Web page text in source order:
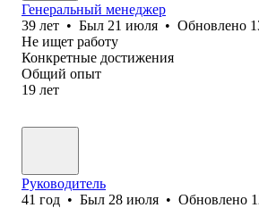
Генеральный менеджер
39 лет • Был 21 июля • Обновлено
Не ищет работу
Конкретные достижения
Общий опыт
19 лет
Руководитель
41 год • Был 28 июля • Обновлено